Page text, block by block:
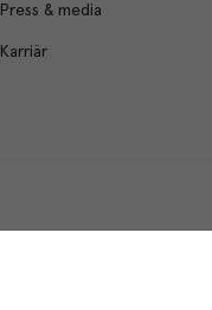
Press & media
Karriär